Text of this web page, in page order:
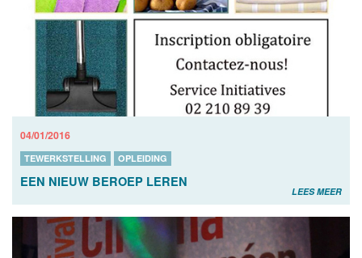
04/01/2016
TEWERKSTELLING OPLEIDING
EEN NIEUW BEROEP LEREN
LEES MEER